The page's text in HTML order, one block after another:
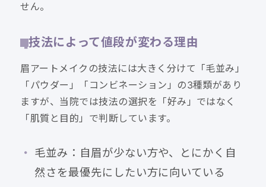
せん。
技法によって値段が変わる理由
眉アートメイクの技法には大きく分けて「毛並み」
「パウダー」「コンビネーション」の3種類があり
ますが、当院では技法の選択を「好み」ではなく
「肌質と目的」で判断しています。
毛並み：自眉が少ない方や、とにかく自
然さを最優先にしたい方に向いている